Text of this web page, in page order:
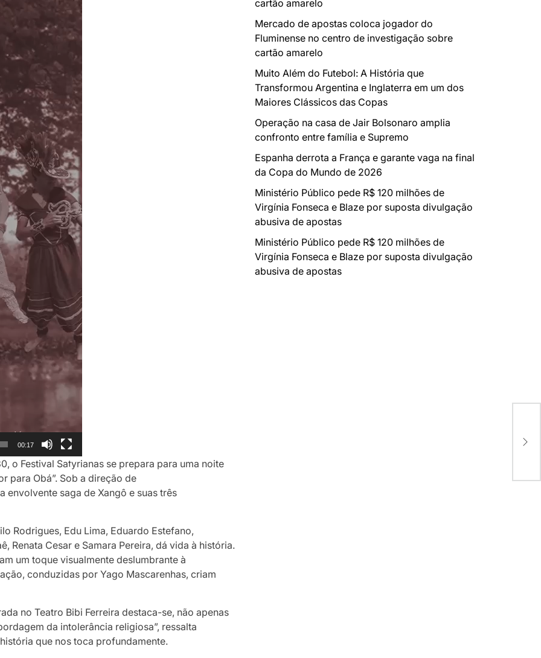
00:17
o Festival Satyrianas se prepara para uma noite
para Obá”. Sob a direção de
envolvente saga de Xangô e suas três
Rodrigues, Edu Lima, Eduardo Estefano,
Renata Cesar e Samara Pereira, dá vida à história.
um toque visualmente deslumbrante à
conduzidas por Yago Mascarenhas, criam
no Teatro Bibi Ferreira destaca-se, não apenas
da intolerância religiosa”, ressalta
que nos toca profundamente.
cartão amarelo
Mercado de apostas coloca jogador do
Fluminense no centro de investigação sobre
cartão amarelo
Muito Além do Futebol: A História que
Transformou Argentina e Inglaterra em um dos
Maiores Clássicos das Copas
Operação na casa de Jair Bolsonaro amplia
confronto entre família e Supremo
Espanha derrota a França e garante vaga na final
da Copa do Mundo de 2026
Ministério Público pede R$ 120 milhões de
Virgínia Fonseca e Blaze por suposta divulgação
abusiva de apostas
Ministério Público pede R$ 120 milhões de
Virgínia Fonseca e Blaze por suposta divulgação
abusiva de apostas